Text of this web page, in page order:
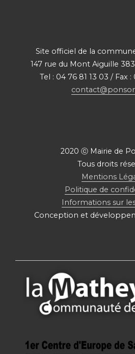
Site officiel de la
147 rue du Mont Aiguille
Tel : 04 76 81 13 03 / Fax
2020 ⓒ Mairie de
Tous droits
Mentions
Politique de
Informations sur
Conception et